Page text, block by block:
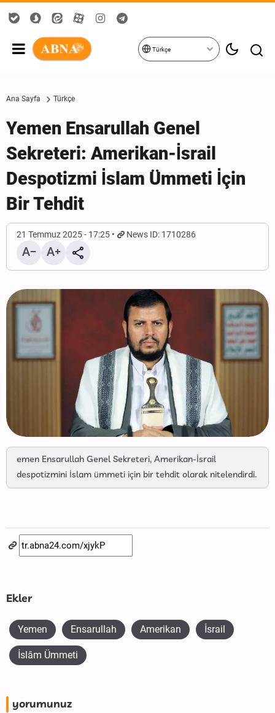
Türkçe
Ana Sayfa Türkçe
Yemen Ensarullah Genel
Sekreteri: Amerikan-İsrail
Despotizmi İslam Ümmeti İçin
Bir Tehdit
21 Temmuz 2025 - 17:25 News ID: 1710286
emen Ensarullah Genel Sekreteri, Amerikan-İsrail
despotizmini İslam ümmeti için bir tehdit olarak nitelendirdi.
Ekler
Yemen Ensarullah Amerikan İsrail
İslâm Ümmeti
yorumunuz